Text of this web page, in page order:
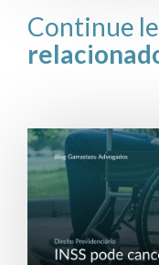
Continue